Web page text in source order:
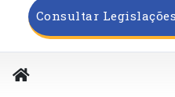
Consultar